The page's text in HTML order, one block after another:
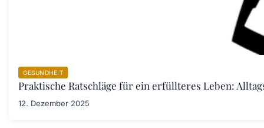
GESUNDHEIT
Praktische Ratschläge für ein erfüllteres Leben:
12. Dezember 2025